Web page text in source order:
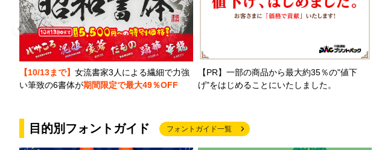
【10/13まで】 女流書家3人による繊細で力強
い筆致の6書体が期間限定で最大49％OFF
【PR】一部の商品から最大約35％の"値下
げ"をはじめることにいたしました。
目的別フォントガイド フォントガイド一覧